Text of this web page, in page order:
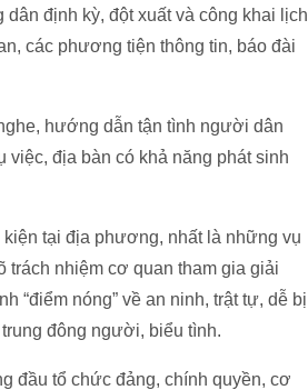
định kỳ, đột xuất và công khai lịch
các phương tiện thông tin, báo đài
hướng dẫn tận tình người dân
địa bàn có khả năng phát sinh
tại địa phương, nhất là những vụ
trách nhiệm cơ quan tham gia giải
“điểm nóng” về an ninh, trật tự, dễ bị
đông người, biểu tình.
đầu tổ chức đảng, chính quyền, cơ